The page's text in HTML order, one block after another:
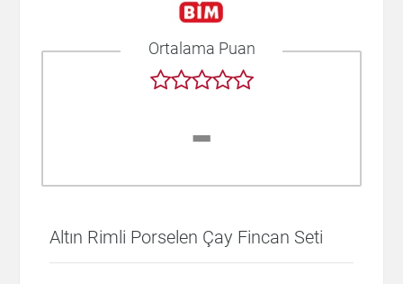
Ortalama Puan
-
Altın Rimli Porselen Çay Fincan Seti